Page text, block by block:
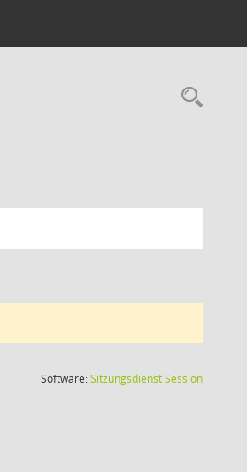
Software:SitzungsdienstSession(Wird in